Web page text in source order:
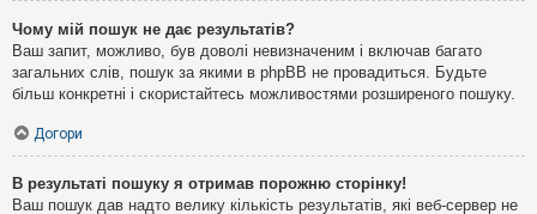
Чому мій пошук не дає результатів?
Ваш запит, можливо, був доволі невизначеним і включав багато
загальних слів, пошук за якими в phpBB не провадиться. Будьте
більш конкретні і скористайтесь можливостями розширеного пошуку.
Догори
В результаті пошуку я отримав порожню сторінку!
Ваш пошук дав надто велику кількість результатів, які веб-сервер не